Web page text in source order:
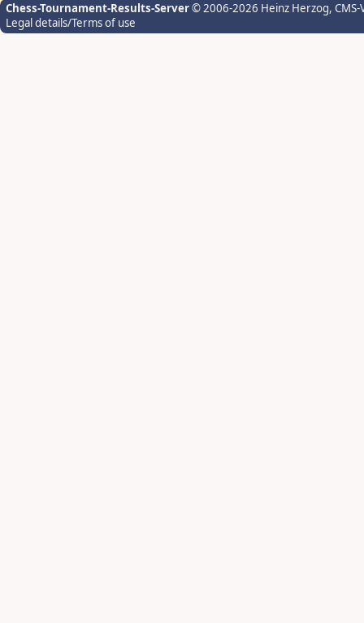
Chess-Tournament-Results-Server© 2006-2026 Heinz Herzog,
Legal details/Terms of use